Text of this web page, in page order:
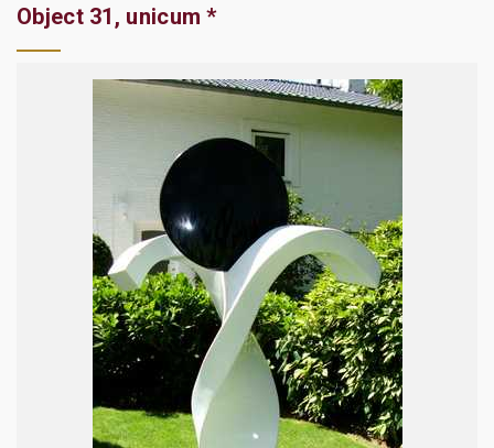
Object 31, unicum *